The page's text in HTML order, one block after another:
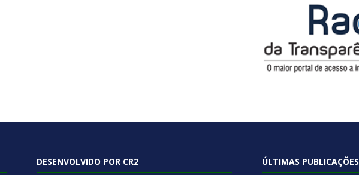
DESENVOLVIDO POR CR2 ÚLTIMAS PUBLICAÇÕES